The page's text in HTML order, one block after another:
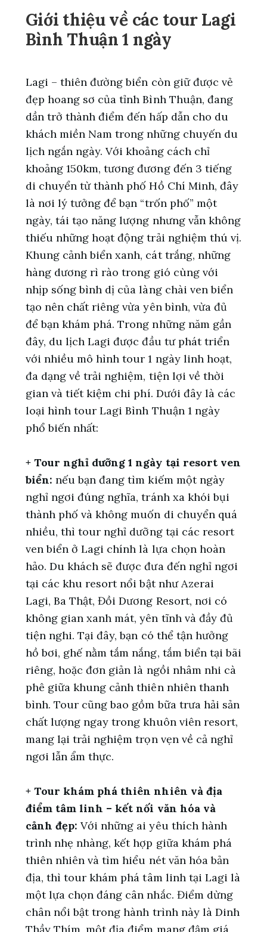
Giới thiệu về các tour Lagi
Bình Thuận 1 ngày
Lagi – thiên đường biển còn giữ được vẻ
đẹp hoang sơ của tỉnh Bình Thuận, đang
dần trở thành điểm đến hấp dẫn cho du
khách miền Nam trong những chuyến du
lịch ngắn ngày. Với khoảng cách chỉ
khoảng 150km, tương đương đến 3 tiếng
di chuyển từ thành phố Hồ Chí Minh, đây
là nơi lý tưởng để bạn “trốn phố” một
ngày, tái tạo năng lượng nhưng vẫn không
thiếu những hoạt động trải nghiệm thú vị.
Khung cảnh biển xanh, cát trắng, những
hàng dương rì rào trong gió cùng với
nhịp sống bình dị của làng chài ven biển
tạo nên chất riêng vừa yên bình, vừa đủ
để bạn khám phá. Trong những năm gần
đây, du lịch Lagi được đầu tư phát triển
với nhiều mô hình tour 1 ngày linh hoạt,
đa dạng về trải nghiệm, tiện lợi về thời
gian và tiết kiệm chi phí. Dưới đây là các
loại hình tour Lagi Bình Thuận 1 ngày
phổ biến nhất:
+ Tour nghỉ dưỡng 1 ngày tại resort ven
biển: nếu bạn đang tìm kiếm một ngày
nghỉ ngơi đúng nghĩa, tránh xa khói bụi
thành phố và không muốn di chuyển quá
nhiều, thì tour nghỉ dưỡng tại các resort
ven biển ở Lagi chính là lựa chọn hoàn
hảo. Du khách sẽ được đưa đến nghỉ ngơi
tại các khu resort nổi bật như Azerai
Lagi, Ba Thật, Đồi Dương Resort, nơi có
không gian xanh mát, yên tĩnh và đầy đủ
tiện nghi. Tại đây, bạn có thể tận hưởng
hồ bơi, ghế nằm tắm nắng, tắm biển tại bãi
riêng, hoặc đơn giản là ngồi nhâm nhi cà
phê giữa khung cảnh thiên nhiên thanh
bình. Tour cũng bao gồm bữa trưa hải sản
chất lượng ngay trong khuôn viên resort,
mang lại trải nghiệm trọn vẹn về cả nghỉ
ngơi lẫn ẩm thực.
+ Tour khám phá thiên nhiên và địa
điểm tâm linh – kết nối văn hóa và
cảnh đẹp: Với những ai yêu thích hành
trình nhẹ nhàng, kết hợp giữa khám phá
thiên nhiên và tìm hiểu nét văn hóa bản
địa, thì tour khám phá tâm linh tại Lagi là
một lựa chọn đáng cân nhắc. Điểm dừng
chân nổi bật trong hành trình này là Dinh
Thầy Thím, một địa điểm mang đậm giá